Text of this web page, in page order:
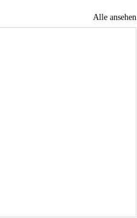
Alle ansehen